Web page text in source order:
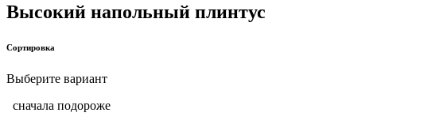
Bысокий напольный плинтус
Сортировка
Выберите вариант
сначала подороже